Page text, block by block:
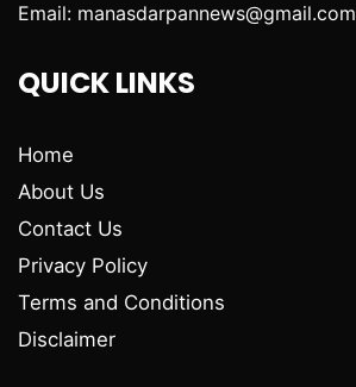
Email: manasdarpannews@gmail.com
QUICK LINKS
Home
About Us
Contact Us
Privacy Policy
Terms and Conditions
Disclaimer